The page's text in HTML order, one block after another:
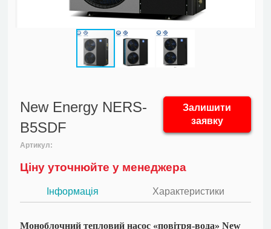
New Energy NERS-
B5SDF
Залишити
заявку
Артикул:
Ціну уточнюйте у менеджера
Інформація Характеристики
Моноблочний тепловий насос «повітря-вода» New